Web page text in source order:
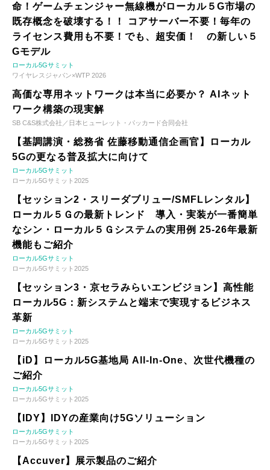
命！ゲームチェンジャー無線機がローカル５G市場の
既存概念を破壊する！！ コアサーバー不要！毎年の
ライセンス費用も不要！でも、超安価！ の新しい５
Gモデル
ローカル5Gサミット
ワイヤレスジャパン×WTP 2026
高価な専用ネットワークは本当に必要か？ AIネット
ワーク構築の現実解
SB C&S株式会社／日本ヒューレット・パッカード合同会社
【基調講演・総務省 佐藤移動通信企画官】ローカル
5Gの更なる普及拡大に向けて
ローカル5Gサミット
ローカル5Gサミット2025
【セッション2・スリーダブリュー/SMFLレンタル】
ローカル５Ｇの最新トレンド 導入・実装が一番簡単
なシン・ローカル５Ｇシステムの実用例 25-26年最新
機能もご紹介
ローカル5Gサミット
ローカル5Gサミット2025
【セッション3・京セラみらいエンビジョン】高性能
ローカル5G：新システムと端末で実現するビジネス
革新
ローカル5Gサミット
ローカル5Gサミット2025
【iD】ローカル5G基地局 All-In-One、次世代機種の
ご紹介
ローカル5Gサミット
ローカル5Gサミット2025
【IDY】IDYの産業向け5Gソリューション
ローカル5Gサミット
ローカル5Gサミット2025
【Accuver】展示製品のご紹介